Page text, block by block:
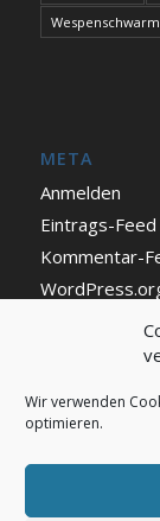
Wir verwenden
optimieren.
Wespenschwarm
META
Anmelden
Eintrags-Feed
Kommentar-
IMPRESSUM
Impressum
Datenschutz